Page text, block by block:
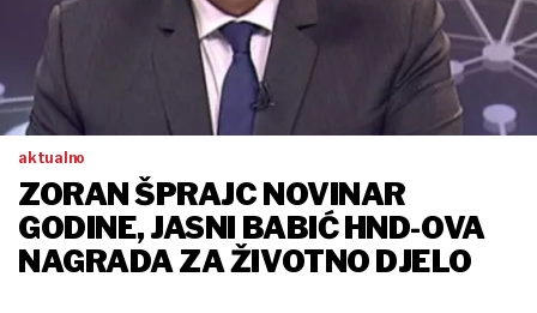
aktualno
ZORAN ŠPRAJC NOVINAR
GODINE, JASNI BABIĆ HND-OVA
NAGRADA ZA ŽIVOTNO DJELO